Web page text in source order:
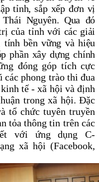
tỉnh, sắp xếp đơn vị
Nguyên. Qua đó
của tỉnh với các giải
tính bền vững và hiệu
phần xây dựng chính
đóng góp tích cực
các phong trào thi đua
tế - xã hội và định
trong xã hội. Đặc
tổ chức tuyên truyền
tỏa thông tin trên các
với ứng dụng C-
xã hội (Facebook,